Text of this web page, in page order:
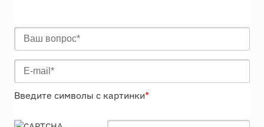
Введите символы с картинки*